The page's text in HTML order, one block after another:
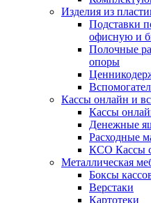
Изделия из
Подставки
офисную и
Полочные
опоры
Кассы онлайн и
Кассы
Денежные
Расходные
КСО Кассы
Металлическая
Боксы
Верстаки
Картотеки